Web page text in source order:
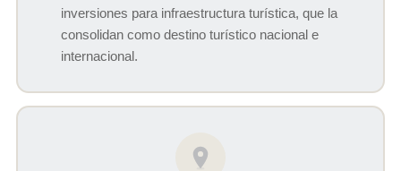
inversiones para infraestructura turística, que la
consolidan como destino turístico nacional e
internacional.